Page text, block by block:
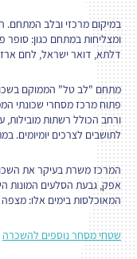
במיקום מרכזי ובלב המתחם.
ומצליחות במתחם כגון:
דלתא, דואר ישראל, לחם ארז
מתחם "לב טל" הממוקם
פתוח מרכז מסחרי שכונתי
ורחב הכולל רשתות מובילות,
לתושבים לצרכים יומיומים.
המרכז משרת בעיקר את
המאוכלסות בימים אלו:
שטחי מסחר נוספים להשכרה